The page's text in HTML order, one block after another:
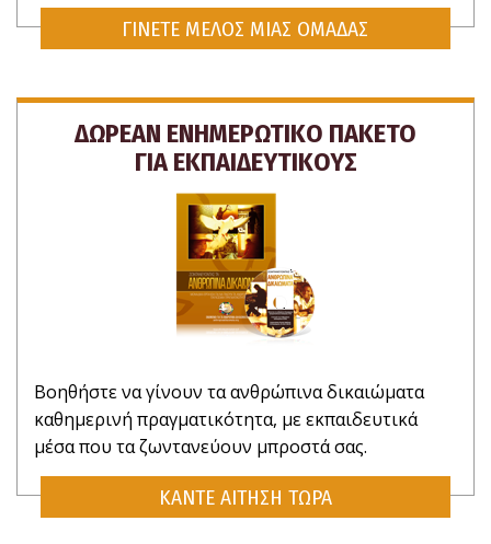
ΓΙΝΕΤΕ ΜΕΛΟΣ ΜΙΑΣ ΟΜΑΔΑΣ
ΔΩΡΕΑΝ ΕΝΗΜΕΡΩΤΙΚΟ ΠΑΚΕΤΟ
ΓΙΑ ΕΚΠΑΙΔΕΥΤΙΚΟΥΣ
Βοηθήστε να γίνουν τα ανθρώπινα δικαιώματα
καθημερινή πραγματικότητα, με εκπαιδευτικά
μέσα που τα ζωντανεύουν μπροστά σας.
ΚΑΝΤΕ ΑΙΤΗΣΗ ΤΩΡΑ